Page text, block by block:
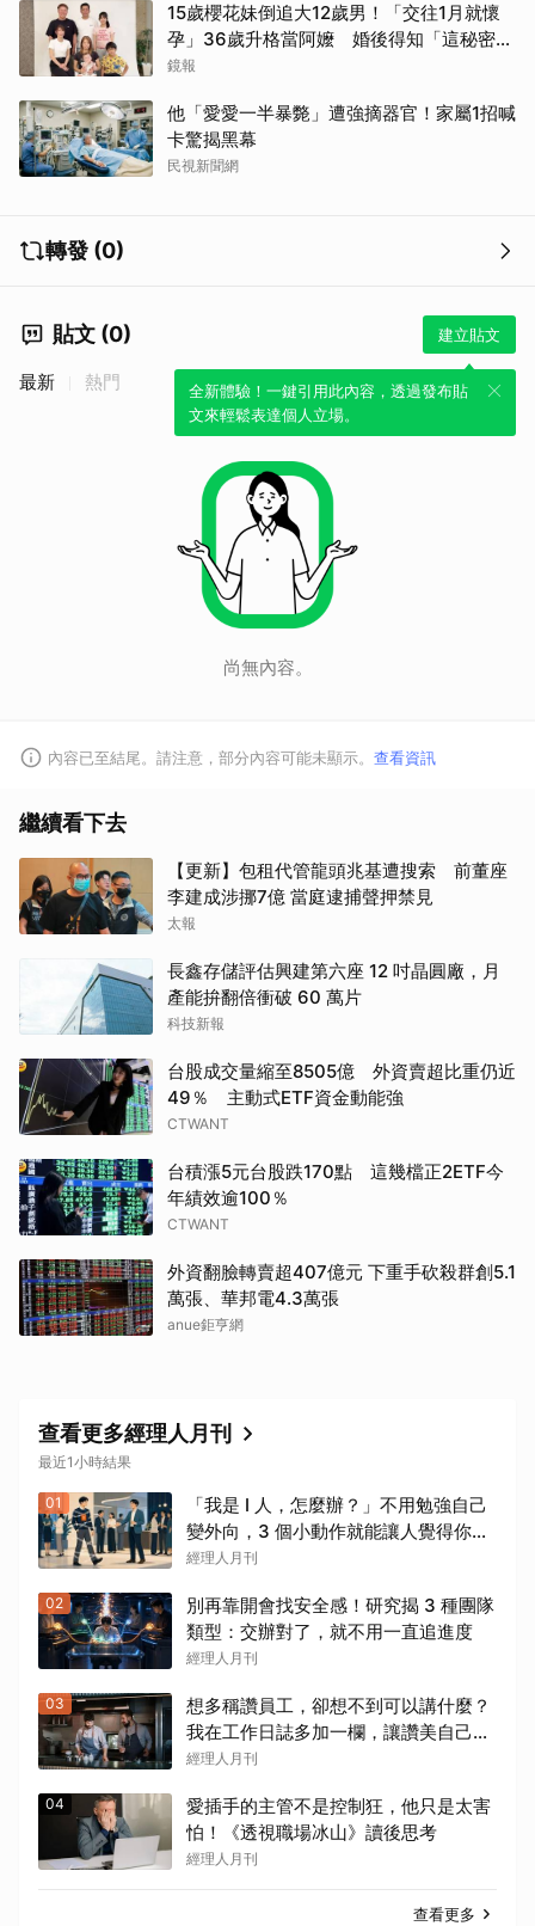
15歲櫻花妹倒追大12歲男！「交往1月就懷
孕」36歲升格當阿嬤 婚後得知「這秘密」
傻眼了
鏡報
他「愛愛一半暴斃」遭強摘器官！家屬1招喊
卡驚揭黑幕
民視新聞網
轉發 (0)
貼文 (0) 建立貼文
全新體驗！一鍵引用此內容，透過發布貼
文來輕鬆表達個人立場。
最新 熱門
尚無內容。
內容已至結尾。請注意，部分內容可能未顯示。 查看資訊
繼續看下去
【更新】包租代管龍頭兆基遭搜索 前董座
李建成涉挪7億 當庭逮捕聲押禁見
太報
長鑫存儲評估興建第六座 12 吋晶圓廠，月
產能拚翻倍衝破 60 萬片
科技新報
台股成交量縮至8505億 外資賣超比重仍近
49％ 主動式ETF資金動能強
CTWANT
台積漲5元台股跌170點 這幾檔正2ETF今
年績效逾100％
CTWANT
外資翻臉轉賣超407億元 下重手砍殺群創5.1
萬張、華邦電4.3萬張
anue鉅亨網
查看更多經理人月刊
最近1小時結果
01
「我是 I 人，怎麼辦？」不用勉強自己
變外向，3 個小動作就能讓人覺得你很
好聊
經理人月刊
02
別再靠開會找安全感！研究揭 3 種團隊
類型：交辦對了，就不用一直追進度
經理人月刊
03
想多稱讚員工，卻想不到可以講什麼？
我在工作日誌多加一欄，讓讚美自己冒
出來
經理人月刊
04
愛插手的主管不是控制狂，他只是太害
怕！《透視職場冰山》讀後思考
經理人月刊
查看更多
取消